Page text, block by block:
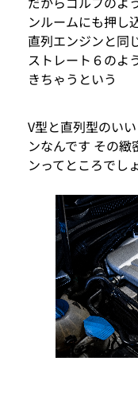
ンルームにも押し
直列エンジンと同
ストレート６のよ
きちゃうという
V型と直列型のい
ンなんです その
ンってところでし